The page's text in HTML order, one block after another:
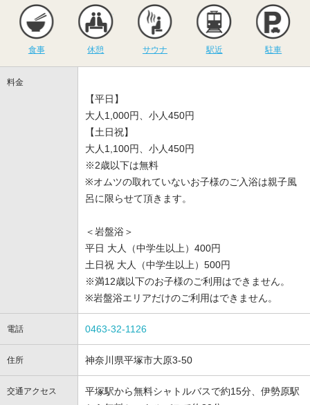
食事 休憩
サウナ
サウナ 駅近 駐車
料金
【平日】
大人1,000円、小人450円
【土日祝】
大人1,100円、小人450円
※2歳以下は無料
※オムツの取れていないお子様のご入浴は親子風
呂に限らせて頂きます。
＜岩盤浴＞
平日 大人（中学生以上）400円
土日祝 大人（中学生以上）500円
※満12歳以下のお子様のご利用はできません。
※岩盤浴エリアだけのご利用はできません。
電話 0463-32-1126
住所 神奈川県平塚市大原3-50
交通アクセス
平塚駅から無料シャトルバスで約15分、伊勢原駅